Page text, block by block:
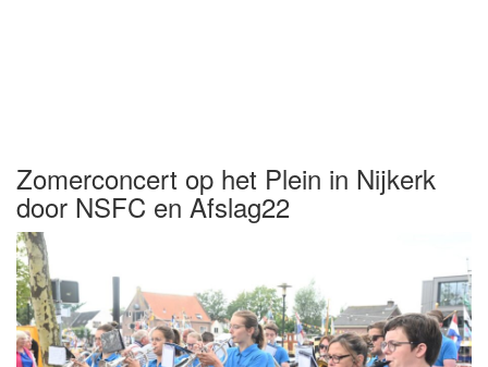
Zomerconcert op het Plein in Nijkerk
door NSFC en Afslag22